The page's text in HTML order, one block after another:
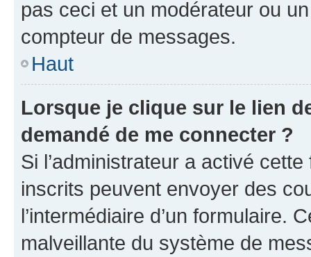
pas ceci et un modérateur ou
compteur de messages.
Haut
Lorsque je clique sur le lien
demandé de me connecter ?
Si l’administrateur a activé
inscrits peuvent envoyer des
l’intermédiaire d’un formulaire.
malveillante du système de